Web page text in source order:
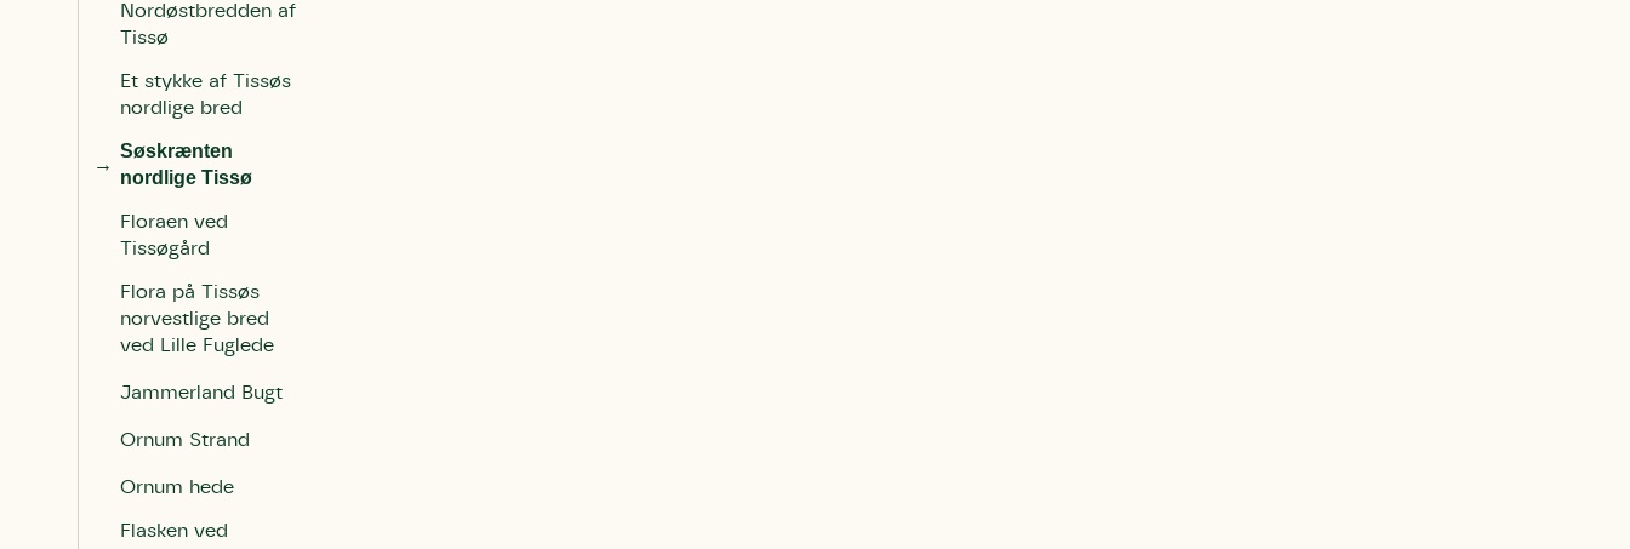
Nordøstbredden af
Tissø
Et stykke af Tissøs
nordlige bred
Søskrænten
nordlige Tissø
Floraen ved
Tissøgård
Flora på Tissøs
norvestlige bred
ved Lille Fuglede
Jammerland Bugt
Ornum Strand
Ornum hede
Flasken ved